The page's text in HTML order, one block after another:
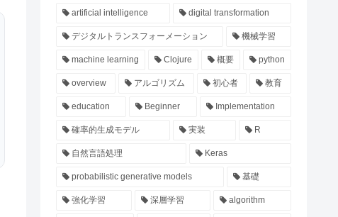
artificial intelligence digital transformation
デジタルトランスフォーメーション 機械学習
machine learning Clojure 概要 python
overview アルゴリズム 初心者 教育
education Beginner Implementation
確率的生成モデル 実装 R
自然言語処理 Keras
probabilistic generative models 基礎
強化学習 深層学習 algorithm